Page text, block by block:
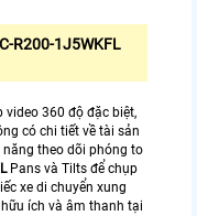
R200-1J5WKFL
video 360 độ đặc biệt,
có chi tiết về tài sản
theo dõi phóng to
Pans và Tilts để chụp
xe di chuyển xung
ích và âm thanh tại